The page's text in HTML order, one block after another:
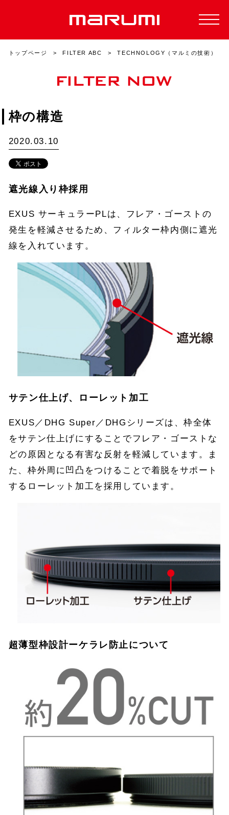
トップページ FILTER ABC TECHNOLOGY（マルミの技術）
枠の構造
2020.03.10
遮光線入り枠採用
EXUS サーキュラーPLは、フレア・ゴーストの
発生を軽減させるため、フィルター枠内側に遮光
線を入れています。
サテン仕上げ、ローレット加工
EXUS／DHG Super／DHGシリーズは、枠全体
をサテン仕上げにすることでフレア・ゴーストな
どの原因となる有害な反射を軽減しています。ま
た、枠外周に凹凸をつけることで着脱をサポート
するローレット加工を採用しています。
超薄型枠設計ーケラレ防止について